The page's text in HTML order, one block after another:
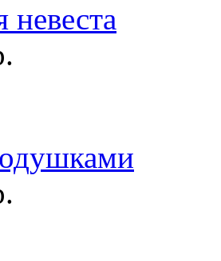
невеста